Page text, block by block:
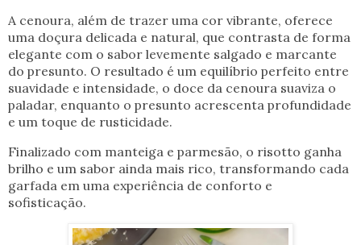
A cenoura, além de trazer uma cor vibrante, oferece
uma doçura delicada e natural, que contrasta de forma
elegante com o sabor levemente salgado e marcante
do presunto. O resultado é um equilíbrio perfeito entre
suavidade e intensidade, o doce da cenoura suaviza o
paladar, enquanto o presunto acrescenta profundidade
e um toque de rusticidade.
Finalizado com manteiga e parmesão, o risotto ganha
brilho e um sabor ainda mais rico, transformando cada
garfada em uma experiência de conforto e
sofisticação.